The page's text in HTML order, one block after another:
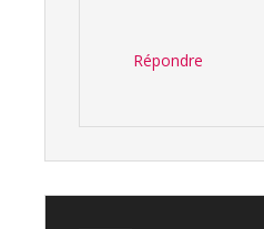
Répondre